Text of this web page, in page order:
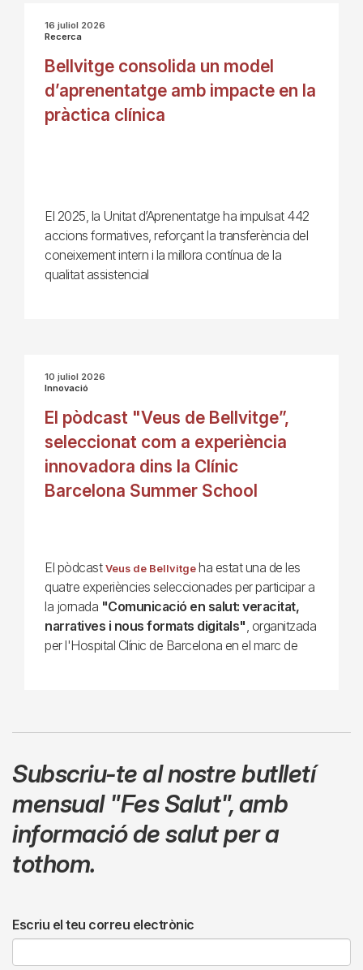
16 juliol 2026
Recerca
Bellvitge consolida un model
d’aprenentatge amb impacte en la
pràctica clínica
El 2025, la Unitat d’Aprenentatge ha impulsat 442
accions formatives, reforçant la transferència del
coneixement intern i la millora contínua de la
qualitat assistencial
10 juliol 2026
Innovació
El pòdcast "Veus de Bellvitge”,
seleccionat com a experiència
innovadora dins la Clínic
Barcelona Summer School
El pòdcast Veus de Bellvitgeha estat una de les
quatre experiències seleccionades per participar a
la jornada "Comunicació en salut: veracitat,
narratives i nous formats digitals" , organitzada
per l'Hospital Clínic de Barcelona en el marc de
Subscriu-te al nostre butlletí
mensual "Fes Salut",amb
informació de salut per a
tothom.
Escriu el teu correu electrònic